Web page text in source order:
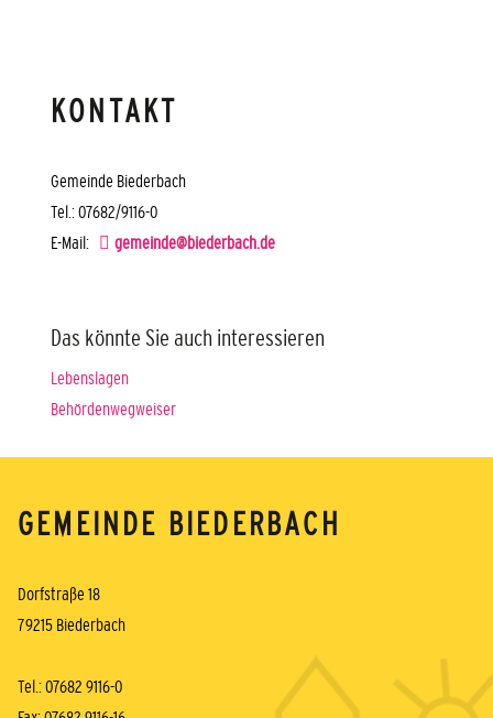
KONTAKT
Gemeinde Biederbach
Tel.: 07682/9116-0
E-Mail:
gemeinde@biederbach.de
Das könnte Sie auch interessieren
Lebenslagen
Behördenwegweiser
GEMEINDE BIEDERBACH
Dorfstraße 18
79215 Biederbach
Tel.: 07682 9116-0